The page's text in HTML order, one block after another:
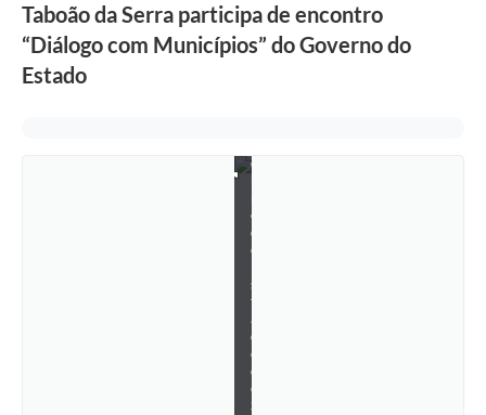
Taboão da Serra participa de encontro
“Diálogo com Municípios” do Governo do
Estado
a
c
o
e
o
d
o
s
t
a
d
o
d
e
S